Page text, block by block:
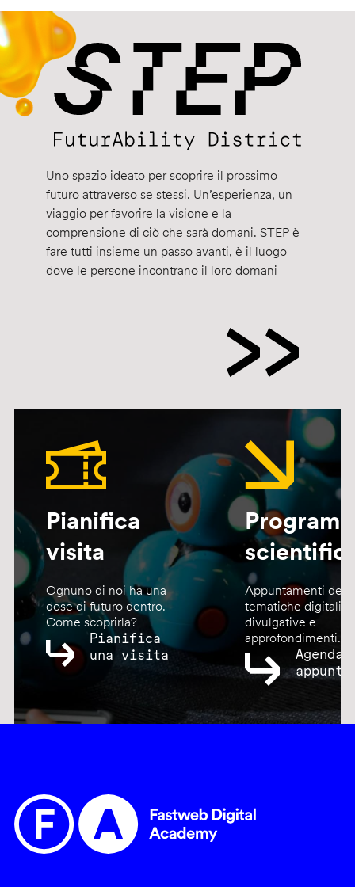
Uno spazio ideato per scoprire il prossimo
futuro attraverso se stessi. Un’esperienza, un
viaggio per favorire la visione e la
comprensione di ciò che sarà domani. STEP è
fare tutti insieme un passo avanti, è il luogo
dove le persone incontrano il loro domani
Pianifica
visita
Ognuno di noi ha una
dose di futuro dentro.
Come scoprirla?
Pianifica
una visita
Appuntamenti
tematiche digitali,
divulgative e
approfondimenti.
Agenda